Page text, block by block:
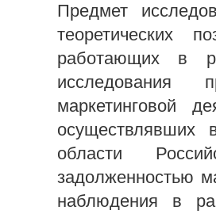
Предмет
теоретических
работающих в
исследования
маркетинговой
осуществлявших
области
задолженностью
наблюдения в